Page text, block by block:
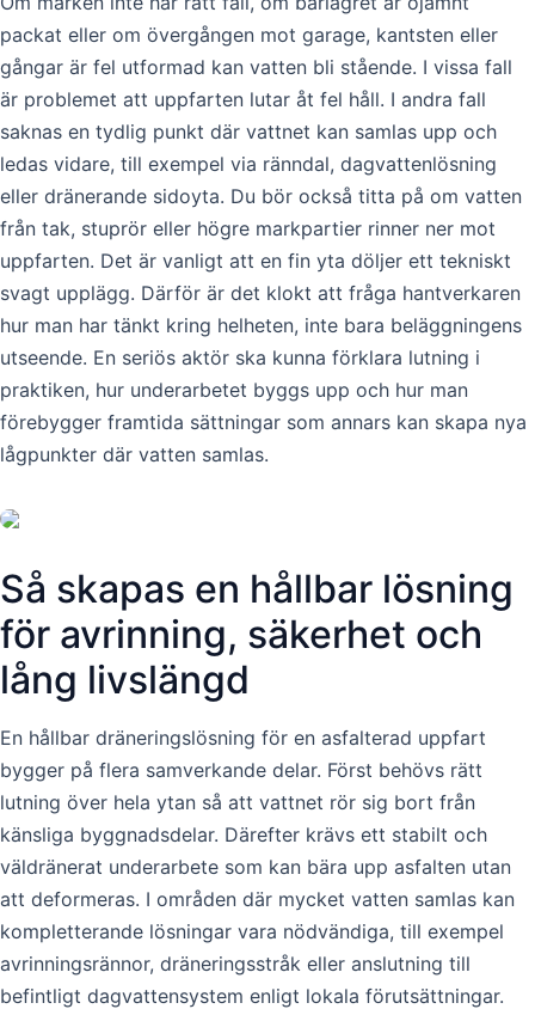
packat eller om övergången mot garage, kantsten eller
gångar är fel utformad kan vatten bli stående. I vissa fall
är problemet att uppfarten lutar åt fel håll. I andra fall
saknas en tydlig punkt där vattnet kan samlas upp och
ledas vidare, till exempel via ränndal, dagvattenlösning
eller dränerande sidoyta. Du bör också titta på om vatten
från tak, stuprör eller högre markpartier rinner ner mot
uppfarten. Det är vanligt att en fin yta döljer ett tekniskt
svagt upplägg. Därför är det klokt att fråga hantverkaren
hur man har tänkt kring helheten, inte bara beläggningens
utseende. En seriös aktör ska kunna förklara lutning i
praktiken, hur underarbetet byggs upp och hur man
förebygger framtida sättningar som annars kan skapa nya
lågpunkter där vatten samlas.
Så skapas en hållbar lösning
för avrinning, säkerhet och
lång livslängd
En hållbar dräneringslösning för en asfalterad uppfart
bygger på flera samverkande delar. Först behövs rätt
lutning över hela ytan så att vattnet rör sig bort från
känsliga byggnadsdelar. Därefter krävs ett stabilt och
väldränerat underarbete som kan bära upp asfalten utan
att deformeras. I områden där mycket vatten samlas kan
kompletterande lösningar vara nödvändiga, till exempel
avrinningsrännor, dräneringsstråk eller anslutning till
befintligt dagvattensystem enligt lokala förutsättningar.